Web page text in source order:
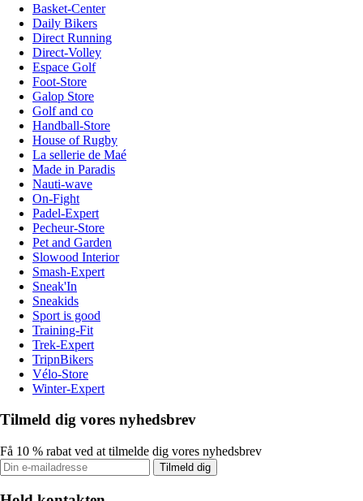
Basket-Center
Daily Bikers
Direct Running
Direct-Volley
Espace Golf
Foot-Store
Galop Store
Golf and co
Handball-Store
House of Rugby
La sellerie de Maé
Made in Paradis
Nauti-wave
On-Fight
Padel-Expert
Pecheur-Store
Pet and Garden
Slowood Interior
Smash-Expert
Sneak'In
Sneakids
Sport is good
Training-Fit
Trek-Expert
TripnBikers
Vélo-Store
Winter-Expert
Tilmeld dig vores nyhedsbrev
Få 10 % rabat ved at tilmelde dig vores nyhedsbrev
Tilmeld dig